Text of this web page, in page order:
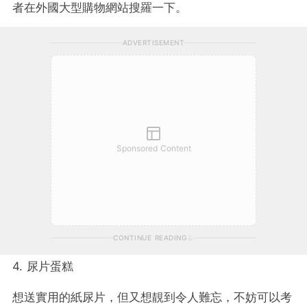
者在外國大型購物網站搜羅一下。
ADVERTISEMENT
Sponsored Content
CONTINUE READING
4. 尿片蛋糕
想送實用的紙尿片，但又想靚到令人難忘，不妨可以考